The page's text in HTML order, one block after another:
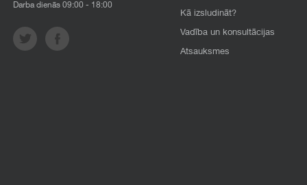
Darba dienās 09:00 - 18:00
Kā izsludināt?
Vadība un konsultācijas
Atsauksmes